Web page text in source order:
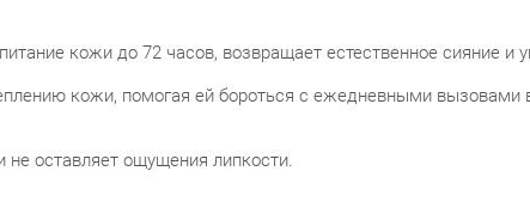
кожи до 72 часов, возвращает естественное сияние и
кожи, помогая ей бороться с ежедневными
оставляет ощущения липкости.